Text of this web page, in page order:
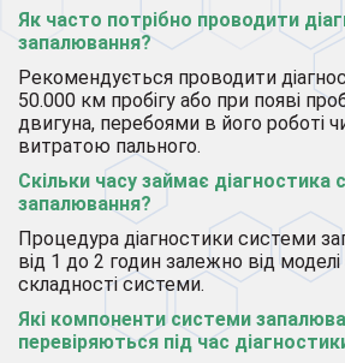
Як часто потрібно проводити
запалювання?
Рекомендується проводити
50.000 км пробігу або при появі
двигуна, перебоями в його роботі
витратою пального.
Скільки часу займає діагностика
запалювання?
Процедура діагностики системи
від 1 до 2 годин залежно від
складності системи.
Які компоненти системи
перевіряються під час